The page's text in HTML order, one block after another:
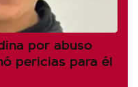
por abuso
pericias para él